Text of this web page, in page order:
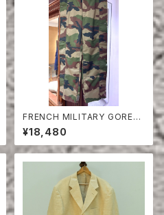
FRENCH MILITARY GORET
EX PANTS
¥18,480